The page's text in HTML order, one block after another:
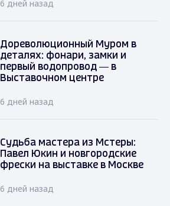
6 дней назад
Дореволюционный Муром в
деталях: фонари, замки и
первый водопровод — в
Выставочном центре
6 дней назад
Судьба мастера из Мстеры:
Павел Юкин и новгородские
фрески на выставке в Москве
6 дней назад